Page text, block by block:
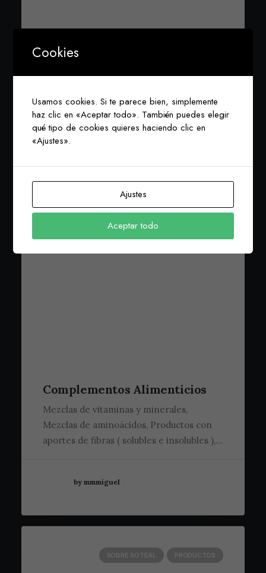
Aromas para Productos
Dietéticos
En este tipo de Industria se utilizan tanto
los Aromas en polvo como los Aromas
líquidos en su forma desterpenada y…
by mmmiguel
PRODUCTOS DIETÉTICOS
Complementos Alimenticios
Mezclas de vitaminas y minerales,
Mezclas de aminoácidos, Productos con
aportes de fibras ( solubles e insolubles ),…
by mmmiguel
SOBRE SOTEAL PRODUCTOS
Cookies
Usamos cookies. Si te parece bien, simplemente
haz clic en «Aceptar todo». También puedes elegir
qué tipo de cookies quieres haciendo clic en
«Ajustes».
Ajustes
Aceptar todo